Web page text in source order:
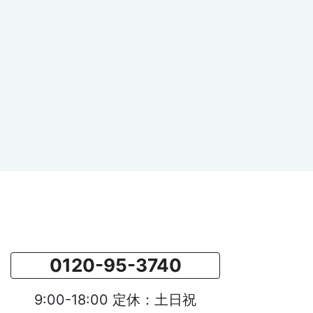
0120-95-3740
9:00-18:00 定休：土日祝